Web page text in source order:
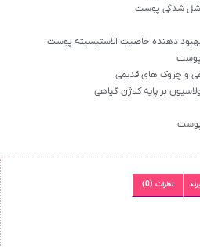
شل شدگی پوست
دهنده خاصیت الاستیسیته پوست
پوست
و چروک های قدیمی
بر پایه کلاژن گیاهی
برند نظرات (0)